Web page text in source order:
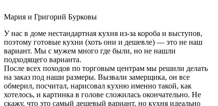
Мария и Григорий Бурковы
У нас в доме нестандартная кухня из-за короба и выступов,
поэтому готовые кухни (хоть они и дешевле) — это не наш
вариант. Мы с мужем много где были, но не нашли
подходящего варианта.
После всех походов по торговым центрам мы решили делать
на заказ под наши размеры. Вызвали замерщика, он все
обмерил, посчитал, нарисовал кухню именно такой, как
хотелось, и картинка в голове сложилась окончательно. Не
скажу, что это самый дешевый вариант, но кухня идеально